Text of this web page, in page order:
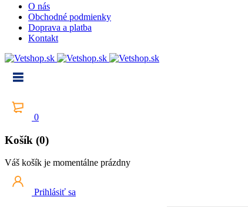
O nás
Obchodné podmienky
Doprava a platba
Kontakt
0
Košík (0)
Váš košík je momentálne prázdny
Prihlásiť sa